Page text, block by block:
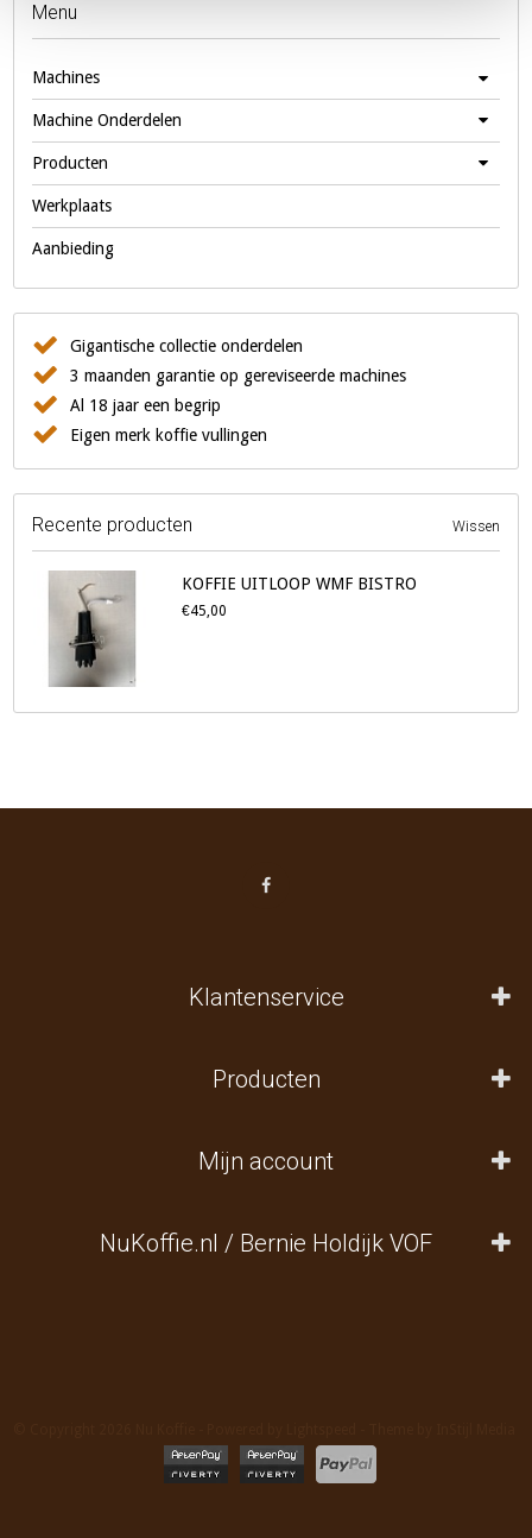
Menu
Machines
Machine Onderdelen
Producten
Werkplaats
Aanbieding
Gigantische collectie onderdelen
3 maanden garantie op gereviseerde machines
Al 18 jaar een begrip
Eigen merk koffie vullingen
Recente producten Wissen
KOFFIE UITLOOP WMF BISTRO
€45,00
Klantenservice
Producten
Mijn account
NuKoffie.nl / Bernie Holdijk VOF